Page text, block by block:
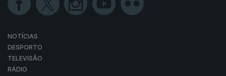
NOTÍCIAS
DESPORTO
TELEVISÃO
RÁDIO